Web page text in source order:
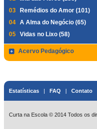
03
Remédios do Amor (101)
04 A Alma do Negócio (65)
05 Vidas no Lixo (58)
Acervo Pedagógico
Estatísticas | FAQ | Contato
Curta na Escola © 2014 Todos os